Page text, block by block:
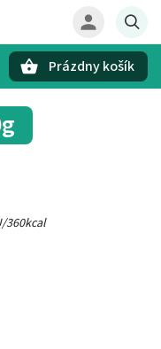
Prázdny košík
360kcal